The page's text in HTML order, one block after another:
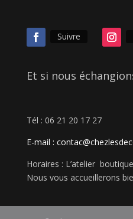
Suivre
Et si nous
Tél : 06 21 20 17 27
E-mail : contac
Horaires : L’atelier
Nous vous accueillerons